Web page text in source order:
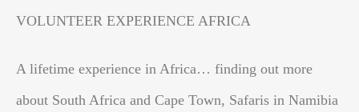
VOLUNTEER EXPERIENCE AFRICA
A lifetime experience in Africa… finding out more
about South Africa and Cape Town, Safaris in Namibia